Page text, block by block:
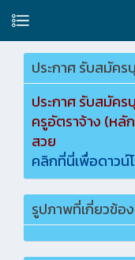
ประกาศ รับสมัคร
ประกาศ รับสมัค
ครูอัตราจ้าง (หลั
สวย
คลิกที่นี่เพื่อดาวน์
รูปภาพที่เกี่ยวข้อง